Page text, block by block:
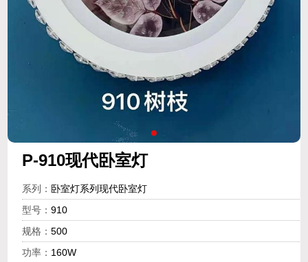
P-910现代卧室灯
系列： 卧室灯系列现代卧室灯
型号： 910
规格： 500
功率： 160W